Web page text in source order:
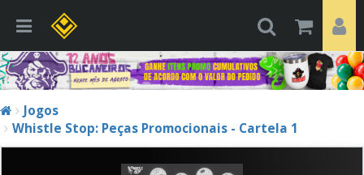
Jogos
Whistle Stop: Peças Promocionais - Cartela 1